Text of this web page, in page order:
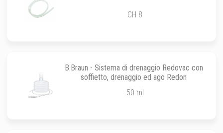
CH 8
B.Braun - Sistema di drenaggio Redovac con
soffietto, drenaggio ed ago Redon
50 ml